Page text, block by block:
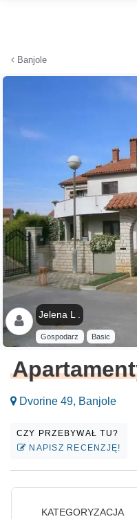
Banjole
Jelena L .
Gospodarz Basic
Dvorine 49, Banjole
CZY PRZEBYWAŁ TU?
NAPISZ RECENZJĘ!
KATEGORYZACJA